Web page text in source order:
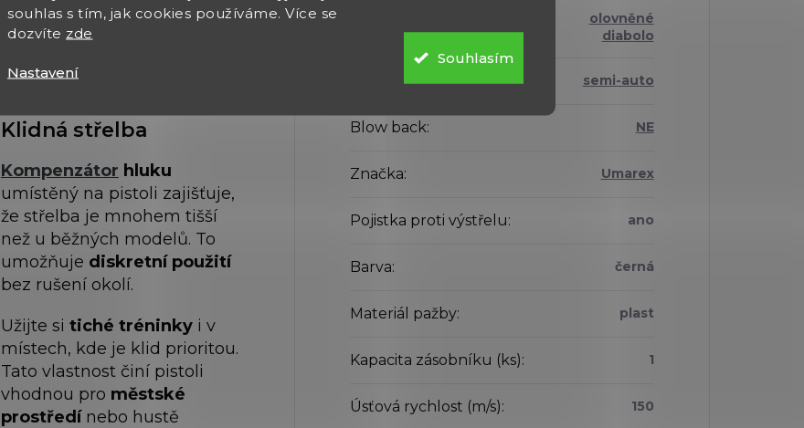
souhlas s tím, jak cookies používáme. Více se
dozvíte zde
Nastavení
Souhlasím
kompenzátoru
Klidná střelba
Kompenzátor hluku
umístěný na pistoli zajišťuje,
že střelba je mnohem tišší
než u běžných modelů. To
umožňuje diskretní použití
bez rušení okolí.
Užijte si tiché tréninkyi v
místech, kde je klid prioritou.
Tato vlastnost činí pistoli
vhodnou pro městské
prostředínebo hustě
olovněné
diabolo
Režim střelby: semi-auto
Blow back: NE
Značka: Umarex
Pojistka proti výstřelu: ano
Barva: černá
Materiál pažby: plast
Kapacita zásobníku (ks): 1
Úsťová rychlost (m/s): 150